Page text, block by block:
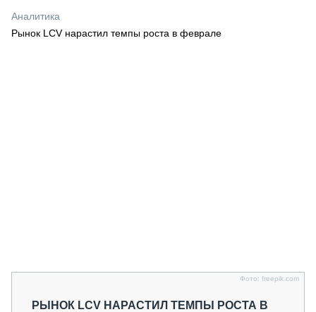
СПЕЦПРОЕКТЫ
Аналитика
Рынок LCV нарастил темпы роста в феврале
Фото: freepik.com
РЫНОК LCV НАРАСТИЛ ТЕМПЫ РОСТА В